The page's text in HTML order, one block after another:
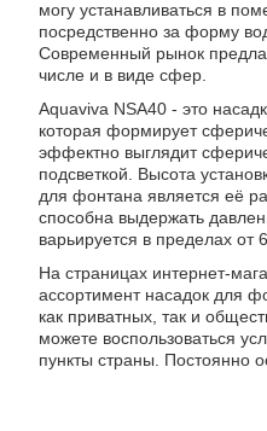
могу устанавливаться в
посредственно за форму
Современный рынок
числе и в виде сфер.
Aquaviva NSA40 - это
которая формирует
эффектно выглядит
подсветкой. Высота
для фонтана является её
способна выдержать
варьируется в пределах от
На страницах интернет-
ассортимент насадок для
как приватных, так и
можете воспользоваться
пункты страны. Постоянно